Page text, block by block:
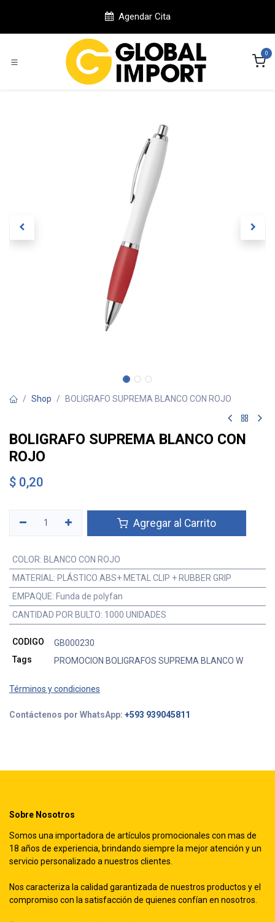
Agendar Cita
0
Shop BOLIGRAFO SUPREMA BLANCO CON ROJO
BOLIGRAFO SUPREMA BLANCO CON
ROJO
$ 0,20
Agregar al Carrito
COLOR: BLANCO CON ROJO
MATERIAL : PLÁSTICO ABS+ METAL CLIP + RUBBER GRIP
EMPAQUE: Funda de polyfan
CANTIDAD POR BULTO: 1000 UNIDADES
CODIGO
GB000230
Tags
PROMOCION BOLIGRAFOS SUPREMA BLANCO W
Términos y condiciones
Contáctenos por WhatsApp: +593 939045811
Sobre Nosotros
Somos una importadora de artículos promocionales con mas de
18 años de experiencia, brindando siempre la mejor atención y un
servicio personalizado a nuestros clientes.
Nos caracteriza la calidad garantizada de nuestros productos y el
compromiso con la satisfacción de quienes confían en nosotros.